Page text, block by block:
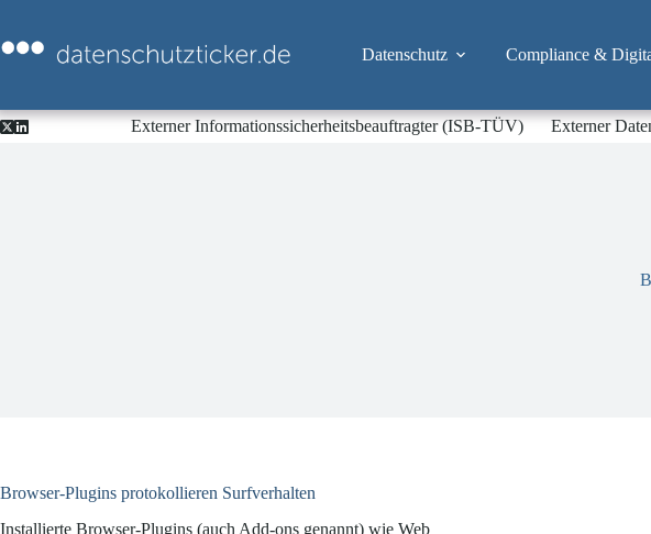
springen
Datenschutz Compliance &
Externer Informationssicherheitsbeauftragter (ISB-TÜV) Externer
Browser-Plugins protokollieren Surfverhalten
Installierte Browser-Plugins (auch Add-ons genannt) wie Web